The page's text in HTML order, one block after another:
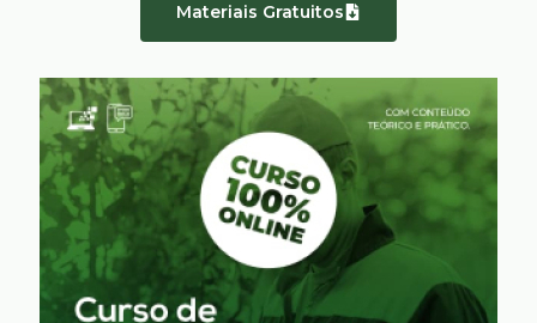
Materiais Gratuitos